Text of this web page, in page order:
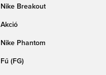
Nike Breakout
Akció
Nike Phantom
Fű (FG)